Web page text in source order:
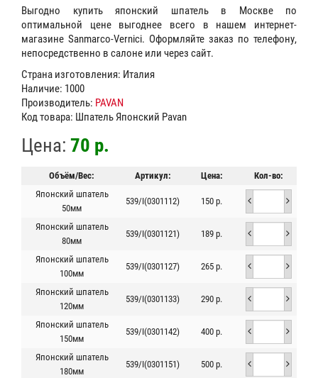
Выгодно купить японский шпатель в Москве по
оптимальной цене выгоднее всего в нашем интернет-
магазине Sanmarco-Vernici. Оформляйте заказ по телефону,
непосредственно в салоне или через сайт.
Страна изготовления: Италия
Наличие: 1000
Производитель: PAVAN
Код товара: Шпатель Японский Pavan
Цена: 70 р.
Объём/Вес: Артикул: Цена:
Кол-во:
Японский шпатель
50мм
539/I(0301112) 150 р.
Японский шпатель
80мм
539/I(0301121) 189 р.
Японский шпатель
100мм
539/I(0301127) 265 р.
Японский шпатель
120мм
539/I(0301133) 290 р.
Японский шпатель
150мм
539/I(0301142) 400 р.
Японский шпатель
180мм
539/I(0301151) 500 р.